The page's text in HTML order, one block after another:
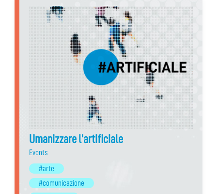
Umanizzare l’artificiale
Events
#arte
#comunicazione